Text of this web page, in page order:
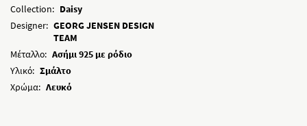
Collection: Daisy
Designer: GEORG JENSEN DESIGN
TEAM
Μέταλλο: Ασήμι 925 με ρόδιο
Υλικό: Σμάλτο
Χρώμα: Λευκό